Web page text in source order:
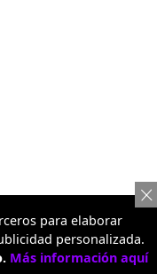
para elaborar
personalizada.
Más información aquí